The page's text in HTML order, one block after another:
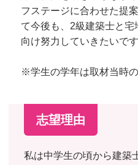
フステージに合わせた提
て今後も、2級建築士と
向け努力していきたいです
※学生の学年は取材当時の
志望理由
私は中学生の頃から建築